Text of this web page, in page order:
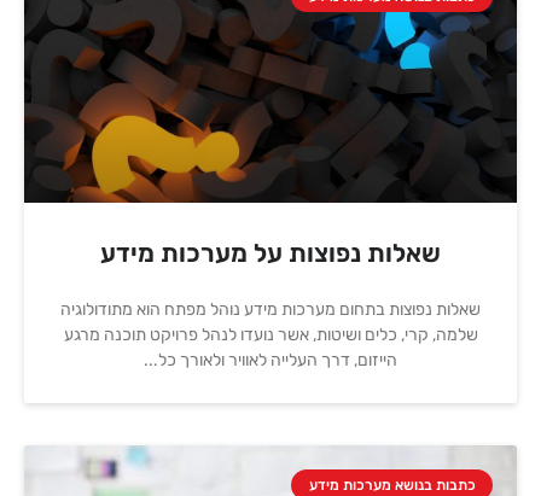
שאלות נפוצות על מערכות מידע
שאלות נפוצות בתחום מערכות מידע נוהל מפתח הוא מתודולוגיה
שלמה, קרי, כלים ושיטות, אשר נועדו לנהל פרויקט תוכנה מרגע
הייזום, דרך העלייה לאוויר ולאורך כל
כתבות בנושא מערכות מידע